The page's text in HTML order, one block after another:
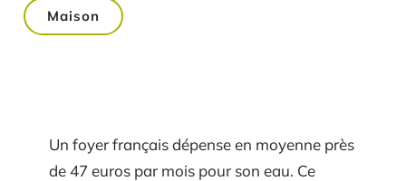
Maison
Un foyer français dépense en moyenne près
de 47 euros par mois pour son eau. Ce